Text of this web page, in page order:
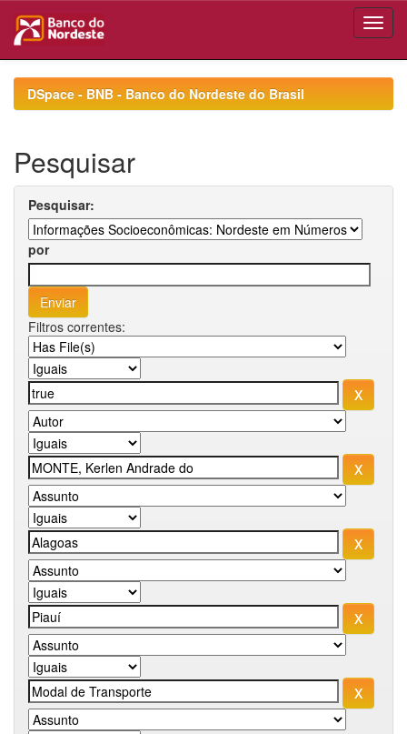
navigationDSpace - BNB - Banco do Nordeste do Brasil
Pesquisar
Pesquisar:
por
Filtros correntes: